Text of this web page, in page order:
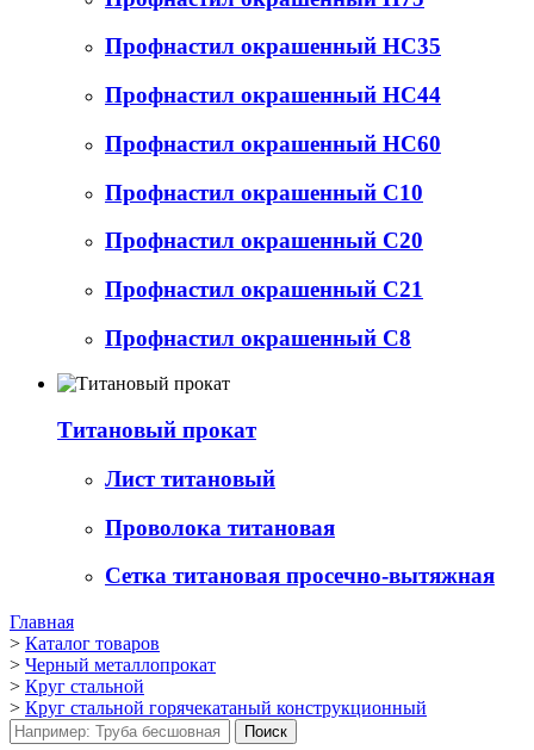
Профнастил окрашенный НС35
Профнастил окрашенный НС44
Профнастил окрашенный НС60
Профнастил окрашенный С10
Профнастил окрашенный С20
Профнастил окрашенный С21
Профнастил окрашенный С8
Титановый прокат
Лист титановый
Проволока титановая
Сетка титановая просечно-вытяжная
Главная
> Каталог товаров
> Черный металлопрокат
> Круг стальной
> Круг стальной горячекатаный конструкционный